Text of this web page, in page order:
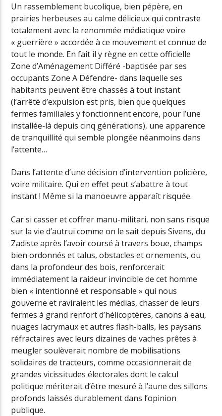
Un rassemblement bucolique, bien pépère, en
prairies herbeuses au calme délicieux qui contraste
totalement avec la renommée médiatique voire
« guerrière » accordée à ce mouvement et connue de
tout le monde. En fait il y règne en cette officielle
Zone d’Aménagement Différé -baptisée par ses
occupants Zone A Défendre- dans laquelle ses
habitants peuvent être chassés à tout instant
(l’arrêté d’expulsion est pris, bien que quelques
fermes familiales y fonctionnent encore, pour l’une
installée-là depuis cinq générations), une apparence
de tranquillité qui semble plongée néanmoins dans
l’attente…
Dans l’attente d’une décision d’intervention policière,
voire militaire. Qui en effet peut s’abattre à tout
instant ! Même si la manoeuvre apparaît risquée.
Car si casser et coffrer manu-militari, non sans risque
sur la vie d’autrui comme on le sait depuis Sivens, du
Zadiste après l’avoir coursé à travers boue, champs
bien ordonnés et talus, obstacles et ornements, ou
dans la profondeur des bois, renforcerait
immédiatement la raideur invincible de cet homme
bien « intentionné et responsable » qui nous
gouverne et raviraient les médias, chasser de leurs
fermes à grand renfort d’hélicoptères, canons à eau,
nuages lacrymaux et autres flash-balls, les paysans
réfractaires avec leurs dizaines de vaches prêtes à
meugler soulèverait nombre de mobilisations
solidaires de tracteurs, comme occasionnerait de
grandes vicissitudes électorales dont le calcul
politique mériterait d’être mesuré à l’aune des sillons
profonds laissés durablement dans l’opinion
publique.